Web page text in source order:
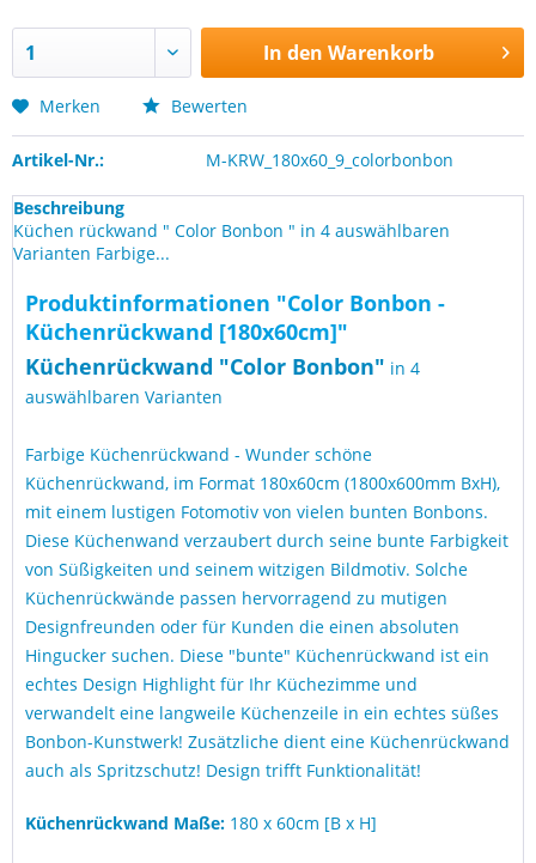
In den Warenkorb
Merken Bewerten
Artikel-Nr.: M-KRW_180x60_9_colorbonbon
Beschreibung
Küchen rückwand " Color Bonbon " in 4 auswählbaren
Varianten Farbige...
Produktinformationen "Color Bonbon -
Küchenrückwand [180x60cm]"
Küchenrückwand "Color Bonbon" in 4
auswählbaren Varianten
Farbige Küchenrückwand - Wunder schöne
Küchenrückwand, im Format 180x60cm (1800x600mm BxH),
mit einem lustigen Fotomotiv von vielen bunten Bonbons.
Diese Küchenwand verzaubert durch seine bunte Farbigkeit
von Süßigkeiten und seinem witzigen Bildmotiv. Solche
Küchenrückwände passen hervorragend zu mutigen
Designfreunden oder für Kunden die einen absoluten
Hingucker suchen. Diese "bunte" Küchenrückwand ist ein
echtes Design Highlight für Ihr Küchezimme und
verwandelt eine langweile Küchenzeile in ein echtes süßes
Bonbon-Kunstwerk! Zusätzliche dient eine Küchenrückwand
auch als Spritzschutz! Design trifft Funktionalität!
Küchenrückwand Maße: 180 x 60cm [B x H]